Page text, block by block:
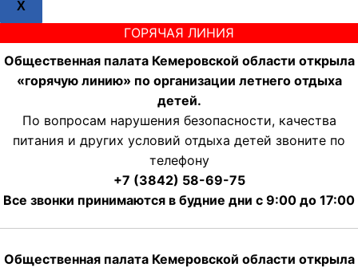
X
ГОРЯЧАЯ ЛИНИЯ
Общественная палата Кемеровской области открыла
«горячую линию» по организации летнего отдыха
детей.
По вопросам нарушения безопасности, качества
питания и других условий отдыха детей звоните по
телефону
+7 (3842) 58-69-75
Все звонки принимаются в будние дни с 9:00 до 17:00
Общественная палата Кемеровской области открыла